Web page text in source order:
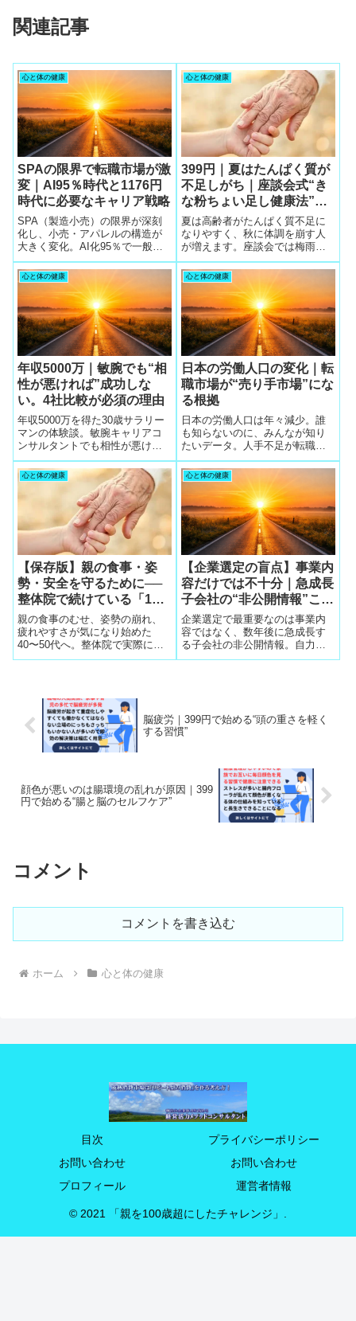
関連記事
心と体の健康
SPAの限界で転職市場が激
変｜AI95％時代と1176円
時代に必要なキャリア戦略
SPA（製造小売）の限界が深刻
化し、小売・アパレルの構造が
大きく変化。AI化95％で一般職
が縮小し、最低賃金1176円で採
用構造が再編。30〜50代が今す
ぐ動くべき理由と、IT未経験で
も生き残る転職戦略を解説しま
す。
心と体の健康
399円｜夏はたんぱく質が
不足しがち｜座談会式“き
な粉ちょい足し健康法”で
夏バテゼロの生活モデル
夏は高齢者がたんぱく質不足に
なりやすく、秋に体調を崩す人
が増えます。座談会では梅雨か
ら「きな粉ちょい足し」を習慣
化し、夏バテゼロを実現してい
ます。ワタミ宅食で栄養の基盤
も整います。
心と体の健康
年収5000万｜敏腕でも“相
性が悪ければ”成功しな
い。4社比較が必須の理由
年収5000万を得た30歳サラリー
マンの体験談。敏腕キャリアコ
ンサルタントでも相性が悪けれ
ば工程が頓挫する。4社の無料相
談を受けて相性を見極めること
が最重要である理由を解説。
心と体の健康
日本の労働人口の変化｜転
職市場が“売り手市場”にな
る根拠
日本の労働人口は年々減少。誰
も知らないのに、みんなが知り
たいデータ。人手不足が転職市
場を“売り手市場”に変える理由、
40代・50代が採用されやすい背
景、そして優しい担当者を見つ
けるための5社同時相談の重要性
を解説。
心と体の健康
【保存版】親の食事・姿
勢・安全を守るために──
整体院で続けている「100
歳まで元気に生きる習慣」
まとめ
親の食事のむせ、姿勢の崩れ、
疲れやすさが気になり始めた
40〜50代へ。整体院で実際に効
果が出ている「100歳まで元気に
心と体の健康
【企業選定の盲点】事業内
容だけでは不十分｜急成長
子会社の“非公開情報”こそ
転職成功の核心
企業選定で最重要なのは事業内
容ではなく、数年後に急成長す
る子会社の非公開情報。自力検
索では絶対に得られないため、5
脳疲労｜399円で始める“頭の重さを軽く
する習慣”
顔色が悪いのは腸環境の乱れが原因｜399
円で始める“腸と脳のセルフケア”
コメント
コメントを書き込む
ホーム 心と体の健康
目次
プライバシーポリシー
お問い合わせ
お問い合わせ
プロフィール
運営者情報
© 2021 「親を100歳超にしたチャレンジ」.